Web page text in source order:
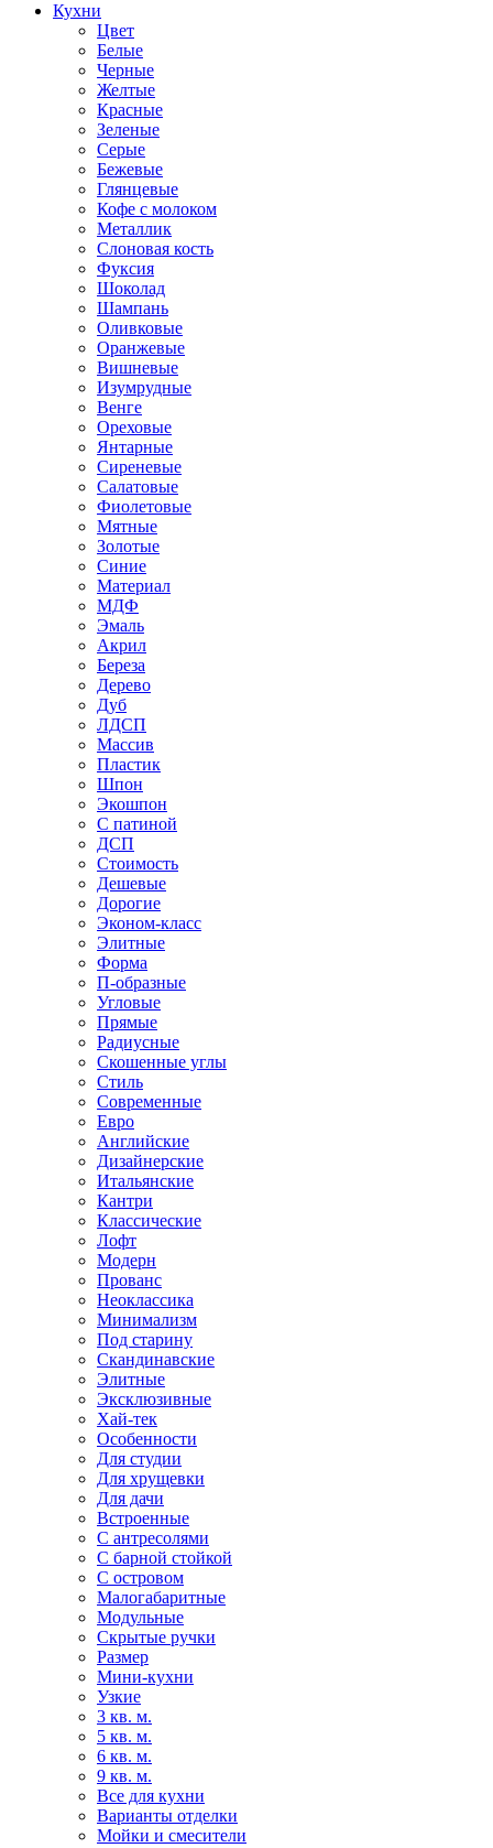
Кухни
Цвет
Белые
Черные
Желтые
Красные
Зеленые
Серые
Бежевые
Глянцевые
Кофе с молоком
Металлик
Слоновая кость
Фуксия
Шоколад
Шампань
Оливковые
Оранжевые
Вишневые
Изумрудные
Венге
Ореховые
Янтарные
Сиреневые
Салатовые
Фиолетовые
Мятные
Золотые
Синие
Материал
МДФ
Эмаль
Акрил
Береза
Дерево
Дуб
ЛДСП
Массив
Пластик
Шпон
Экошпон
С патиной
ДСП
Стоимость
Дешевые
Дорогие
Эконом-класс
Элитные
Форма
П-образные
Угловые
Прямые
Радиусные
Скошенные углы
Стиль
Современные
Евро
Английские
Дизайнерские
Итальянские
Кантри
Классические
Лофт
Модерн
Прованс
Неоклассика
Минимализм
Под старину
Скандинавские
Элитные
Эксклюзивные
Хай-тек
Особенности
Для студии
Для хрущевки
Для дачи
Встроенные
С антресолями
С барной стойкой
С островом
Малогабаритные
Модульные
Скрытые ручки
Размер
Мини-кухни
Узкие
3 кв. м.
5 кв. м.
6 кв. м.
9 кв. м.
Все для кухни
Варианты отделки
Мойки и смесители